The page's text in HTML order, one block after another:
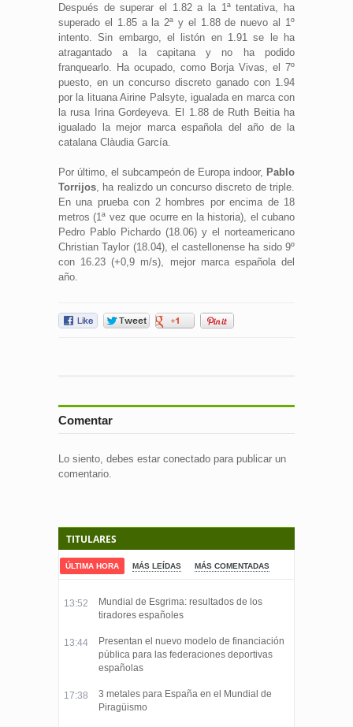
Después de superar el 1.82 a la 1ª tentativa, ha
superado el 1.85 a la 2ª y el 1.88 de nuevo al 1º
intento. Sin embargo, el listón en 1.91 se le ha
atragantado a la capitana y no ha podido
franquearlo. Ha ocupado, como Borja Vivas, el 7º
puesto, en un concurso discreto ganado con 1.94
por la lituana Airine Palsyte, igualada en marca con
la rusa Irina Gordeyeva. El 1.88 de Ruth Beitia ha
igualado la mejor marca española del año de la
catalana Clàudia García.
Por último, el subcampeón de Europa indoor, Pablo
Torrijos, ha realizdo un concurso discreto de triple.
En una prueba con 2 hombres por encima de 18
metros (1ª vez que ocurre en la historia), el cubano
Pedro Pablo Pichardo (18.06) y el norteamericano
Christian Taylor (18.04), el castellonense ha sido 9º
con 16.23 (+0,9 m/s), mejor marca española del
año.
Comentar
Lo siento, debes estar conectado para publicar un
comentario.
TITULARES
ÚLTIMA HORA MÁS LEÍDAS MÁS COMENTADAS
13:52
Mundial de Esgrima: resultados de los
tiradores españoles
13:44
Presentan el nuevo modelo de financiación
pública para las federaciones deportivas
españolas
17:38
3 metales para España en el Mundial de
Piragüismo